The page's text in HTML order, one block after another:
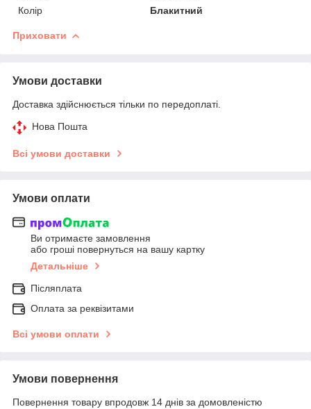
Колір
Блакитний
Приховати
Умови доставки
Доставка здійснюється тільки по передоплаті.
Нова Пошта
Всі умови доставки
Умови оплати
Ви отримаєте замовлення
або гроші повернуться на вашу картку
Детальніше
Післяплата
Оплата за реквізитами
Всі умови оплати
Умови повернення
Повернення товару впродовж 14 днів за домовленістю